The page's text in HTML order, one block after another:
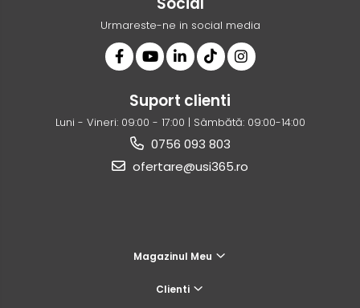
Urmareste-ne in social media
Suport clienti
Luni - Vineri: 09:00 - 17:00 | Sâmbătă: 09:00-14:00
0756 093 803
ofertare@usi365.ro
Magazinul Meu
Clienti